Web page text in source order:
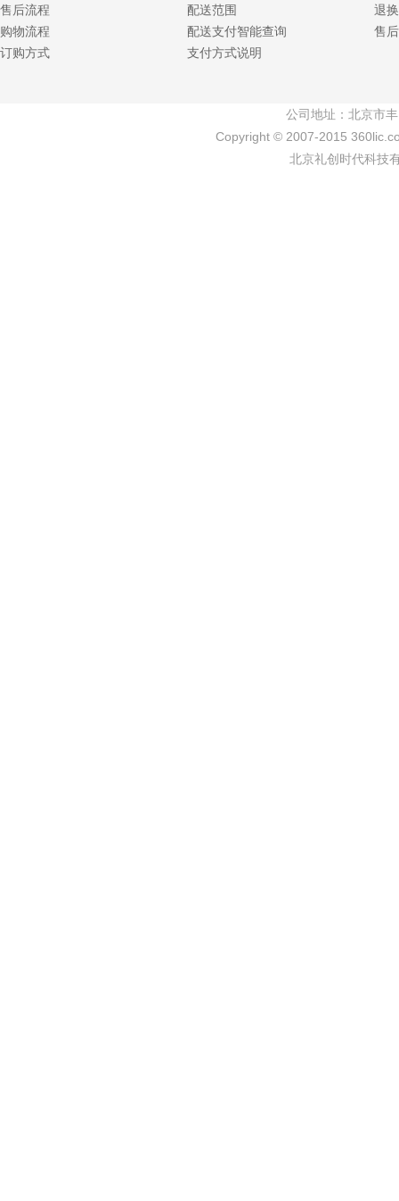
售后流程
购物流程
订购方式
配送范围
配送支付智能查询
支付方式说明
退
售
公司地址：北京市
Copyright © 2007-2015
北京礼创时代科技